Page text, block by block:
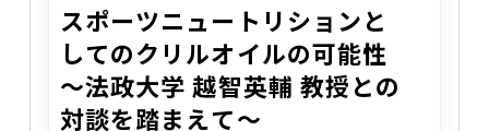
スポーツニュートリションと
してのクリルオイルの可能性
〜法政大学 越智英輔 教授との
対談を踏まえて〜